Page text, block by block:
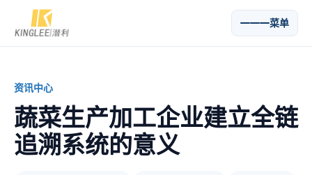
菜单
资讯中心
蔬菜生产加工企业建立全链
追溯系统的意义